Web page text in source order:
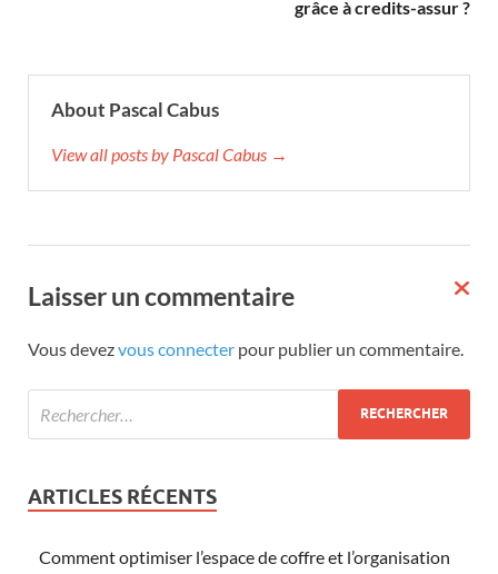
grâce à credits-assur ?
About Pascal Cabus
View all posts by Pascal Cabus →
Laisser un commentaire
Vous devezvous connecter pour publier un commentaire.
ARTICLES RÉCENTS
Comment optimiser l’espace de coffre et l’organisation